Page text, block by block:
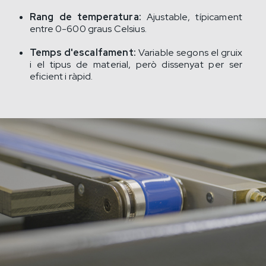
Rang de temperatura: Ajustable, típicament
entre 0-600 graus Celsius.
Temps d'escalfament: Variable segons el gruix
i el tipus de material, però dissenyat per ser
eficient i ràpid.